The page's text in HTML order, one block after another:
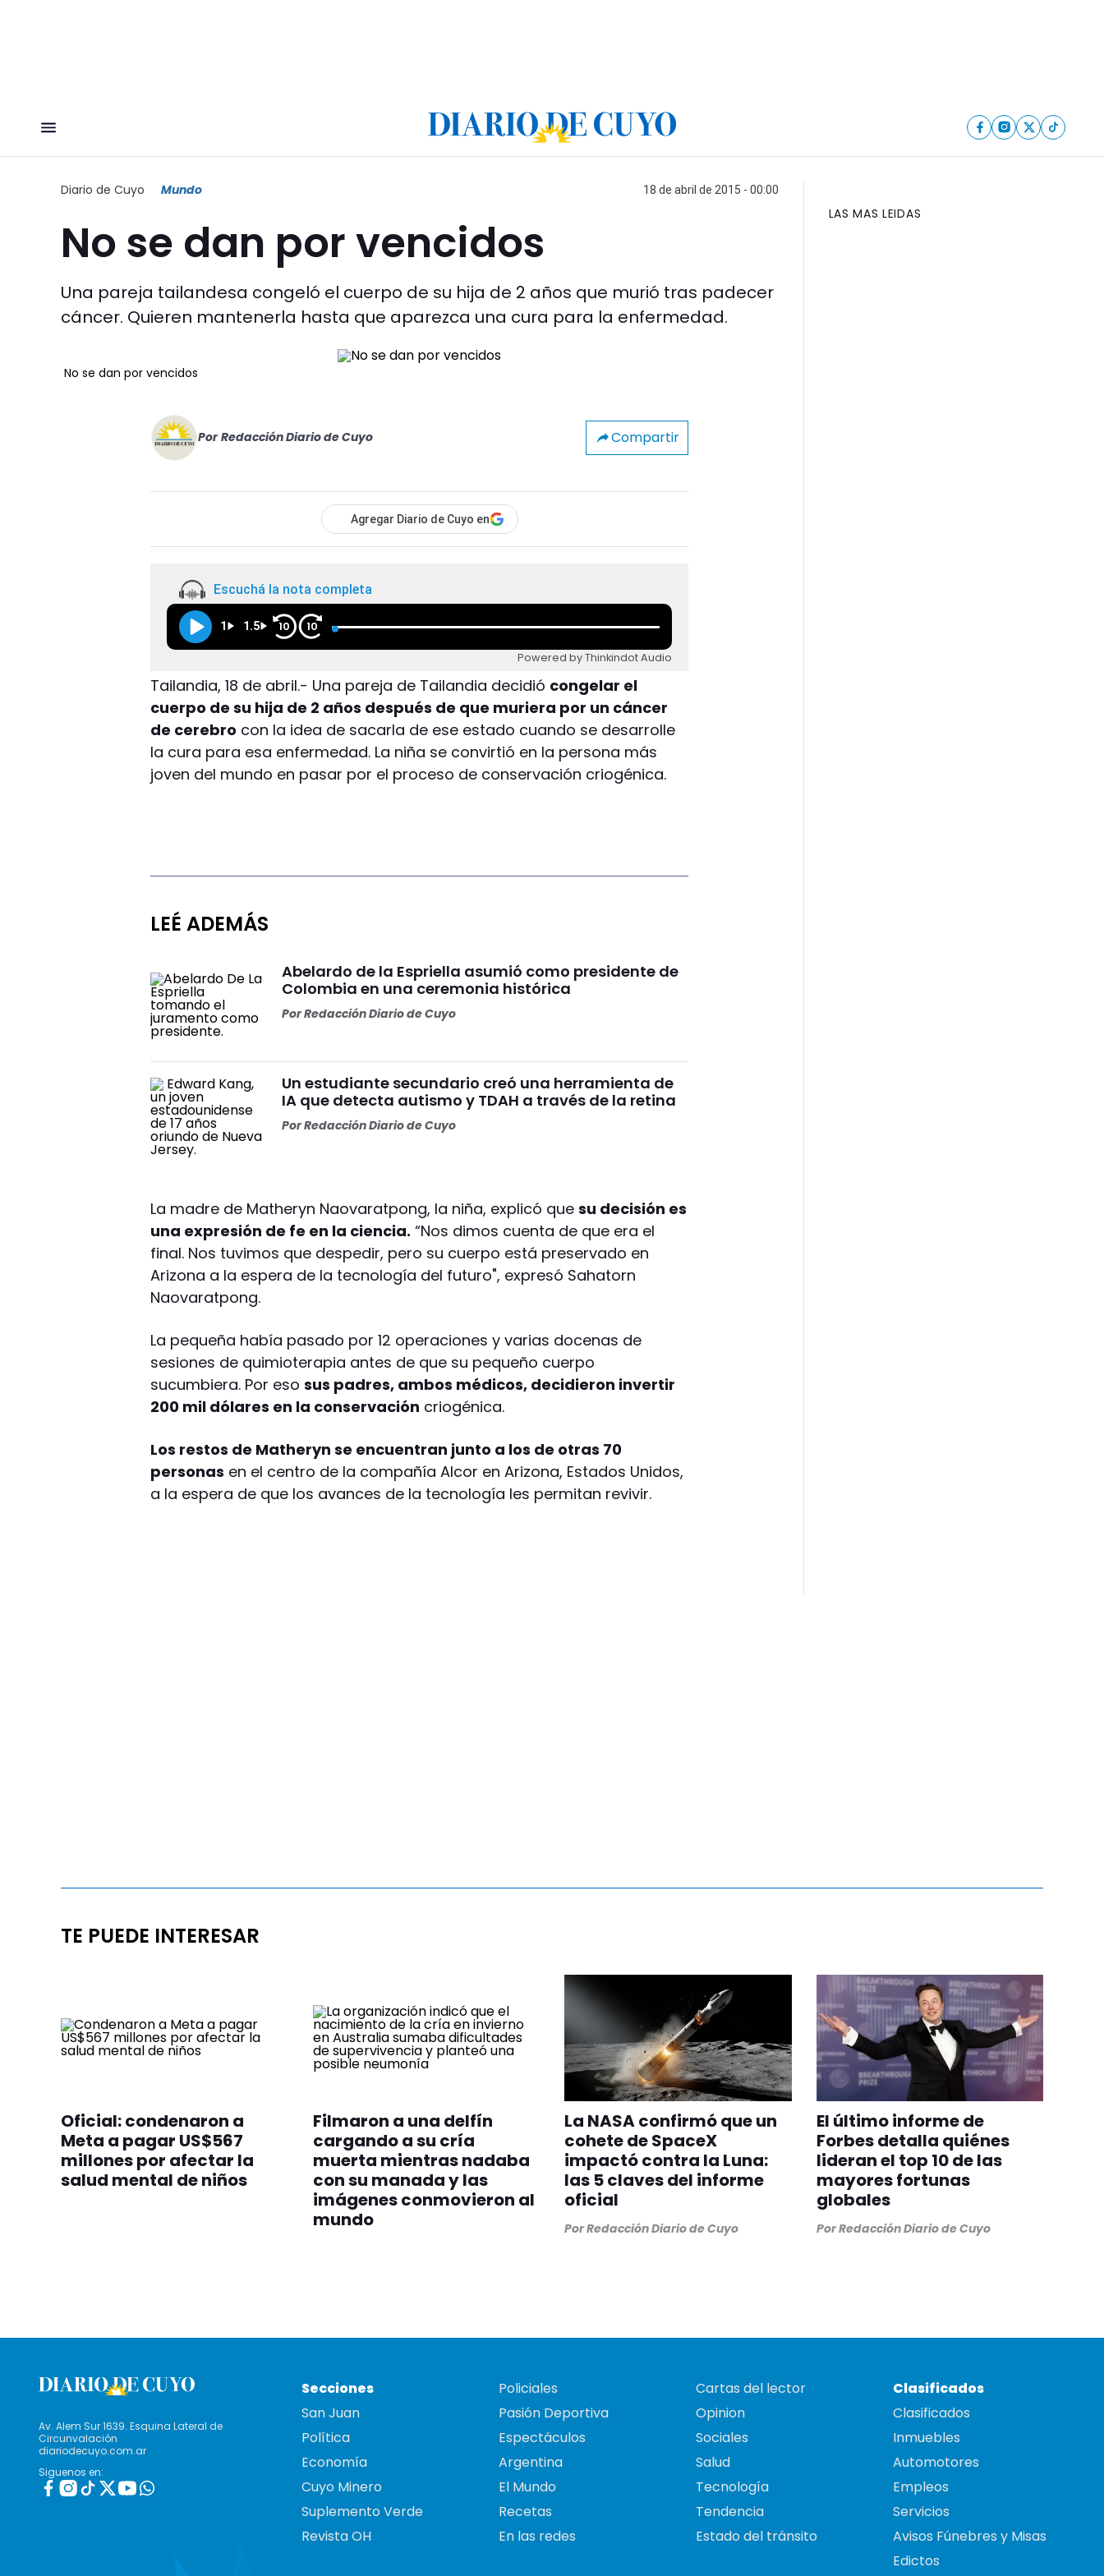
Diario de Cuyo Mundo 18 de abril de 2015 - 00:00
No se dan por vencidos
Una pareja tailandesa congeló el cuerpo de su hija de 2 años que murió tras padecer
cáncer. Quieren mantenerla hasta que aparezca una cura para la enfermedad.
No se dan por vencidos
Por Redacción Diario de Cuyo Compartir
Agregar Diario de Cuyo en
Escuchá la nota completa
1 1.5 10 10
Powered by Thinkindot Audio
Tailandia, 18 de abril.- Una pareja de Tailandia decidió congelar el
cuerpo de su hija de 2 años después de que muriera por un cáncer
de cerebro con la idea de sacarla de ese estado cuando se desarrolle
la cura para esa enfermedad. La niña se convirtió en la persona más
joven del mundo en pasar por el proceso de conservación criogénica.
LEÉ ADEMÁS
Abelardo de la Espriella asumió como presidente de
Colombia en una ceremonia histórica
PorRedacción Diario de Cuyo
Un estudiante secundario creó una herramienta de
IA que detecta autismo y TDAH a través de la retina
PorRedacción Diario de Cuyo
La madre de Matheryn Naovaratpong, la niña, explicó quesu decisión es
una expresión de fe en la ciencia. “Nos dimos cuenta de que era el
final. Nos tuvimos que despedir, pero su cuerpo está preservado en
Arizona a la espera de la tecnología del futuro", expresó Sahatorn
Naovaratpong.
La pequeña había pasado por 12 operaciones y varias docenas de
sesiones de quimioterapia antes de que su pequeño cuerpo
sucumbiera. Por esosus padres, ambos médicos, decidieron invertir
200 mil dólares en la conservación criogénica.
Los restos de Matheryn se encuentran junto a los de otras 70
personas en el centro de la compañía Alcor en Arizona, Estados Unidos,
a la espera de que los avances de la tecnología les permitan revivir.
LAS MAS LEIDAS
TE PUEDE INTERESAR
Oficial: condenaron a
Meta a pagar US$567
millones por afectar la
salud mental de niños
Filmaron a una delfín
cargando a su cría
muerta mientras nadaba
con su manada y las
imágenes conmovieron al
mundo
La NASA confirmó que un
cohete de SpaceX
impactó contra la Luna:
las 5 claves del informe
oficial
PorRedacción Diario de Cuyo
El último informe de
Forbes detalla quiénes
lideran el top 10 de las
mayores fortunas
globales
PorRedacción Diario de Cuyo
Av. Alem Sur 1639. Esquina Lateral de
Circunvalación
diariodecuyo.com.ar
Siguenos en:
Secciones
San Juan
Política
Economía
Cuyo Minero
Suplemento Verde
Revista OH
Policiales
Pasión Deportiva
Espectáculos
Argentina
El Mundo
Recetas
En las redes
Cartas del lector
Opinion
Sociales
Salud
Tecnología
Tendencia
Estado del tránsito
Clasificados
Clasificados
Inmuebles
Automotores
Empleos
Servicios
Avisos Fúnebres y Misas
Edictos